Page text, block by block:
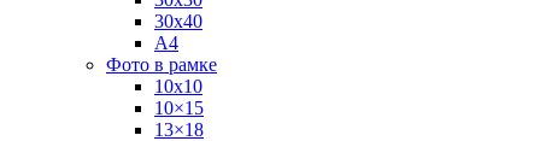
30х40
А4
Фото в рамке
10х10
10×15
13×18